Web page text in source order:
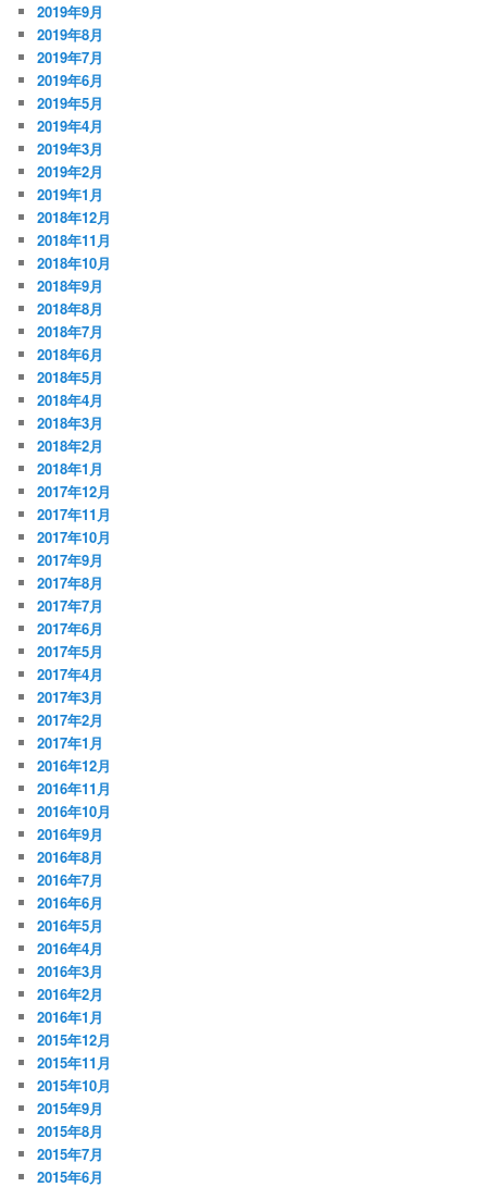
2019年9月
2019年8月
2019年7月
2019年6月
2019年5月
2019年4月
2019年3月
2019年2月
2019年1月
2018年12月
2018年11月
2018年10月
2018年9月
2018年8月
2018年7月
2018年6月
2018年5月
2018年4月
2018年3月
2018年2月
2018年1月
2017年12月
2017年11月
2017年10月
2017年9月
2017年8月
2017年7月
2017年6月
2017年5月
2017年4月
2017年3月
2017年2月
2017年1月
2016年12月
2016年11月
2016年10月
2016年9月
2016年8月
2016年7月
2016年6月
2016年5月
2016年4月
2016年3月
2016年2月
2016年1月
2015年12月
2015年11月
2015年10月
2015年9月
2015年8月
2015年7月
2015年6月